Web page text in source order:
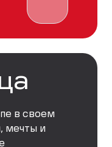
в своем
мечты и